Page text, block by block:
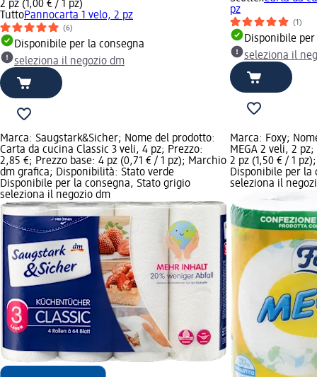
2 pz (1,00 € / 1 pz)
TuttoPannocarta 1 velo, 2 pz
(6)
Disponibile per la consegna
seleziona il negozio dm
pz
(1)
Disponibile
seleziona il
Marca: Saugstark&Sicher; Nome del prodotto:
Carta da cucina Classic 3 veli, 4 pz; Prezzo:
2,85 €; Prezzo base: 4 pz (0,71 € / 1 pz); Marchio
dm grafica; Disponibilità: Stato verde
Disponibile per la consegna, Stato grigio
seleziona il negozio dm
Marca: Foxy;
MEGA 2 veli, 2
2 pz (1,50 € / 1
Disponibile per la
seleziona il